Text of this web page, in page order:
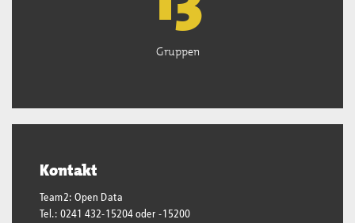
Gruppen
Kontakt
Team2: Open Data
Tel.: 0241 432-15204 oder -15200